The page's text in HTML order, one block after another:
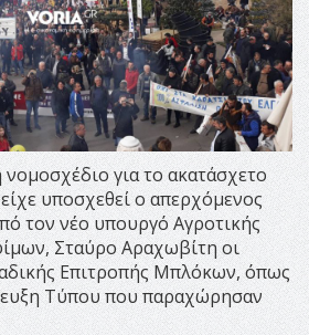
για το ακατάσχετο
υποσχεθεί ο απερχόμενος
τον νέο υπουργό Αγροτικής
Σταύρο Αραχωβίτη οι
Επιτροπής Μπλόκων, όπως
Τύπου που παραχώρησαν